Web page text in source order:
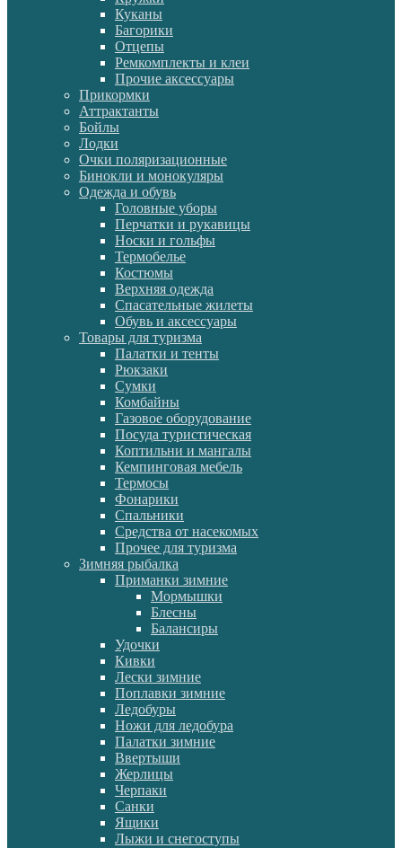
Куканы
Багорики
Отцепы
Ремкомплекты и клеи
Прочие аксессуары
Прикормки
Аттрактанты
Бойлы
Лодки
Очки поляризационные
Бинокли и монокуляры
Одежда и обувь
Головные уборы
Перчатки и рукавицы
Носки и гольфы
Термобелье
Костюмы
Верхняя одежда
Спасательные жилеты
Обувь и аксессуары
Товары для туризма
Палатки и тенты
Рюкзаки
Сумки
Комбайны
Газовое оборудование
Посуда туристическая
Коптильни и мангалы
Кемпинговая мебель
Термосы
Фонарики
Спальники
Средства от насекомых
Прочее для туризма
Зимняя рыбалка
Приманки зимние
Мормышки
Блесны
Балансиры
Удочки
Кивки
Лески зимние
Поплавки зимние
Ледобуры
Ножи для ледобура
Палатки зимние
Ввертыши
Жерлицы
Черпаки
Санки
Ящики
Лыжи и снегоступы